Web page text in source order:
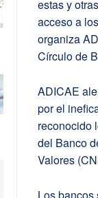
estas y
acceso a
organiza
Círculo de
ADICAE
por el
reconocido
del Banco
Valores
Los bancos